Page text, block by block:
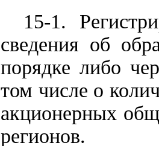
15-1.
сведения об
порядке либо
том числе о
акционерных
регионов.